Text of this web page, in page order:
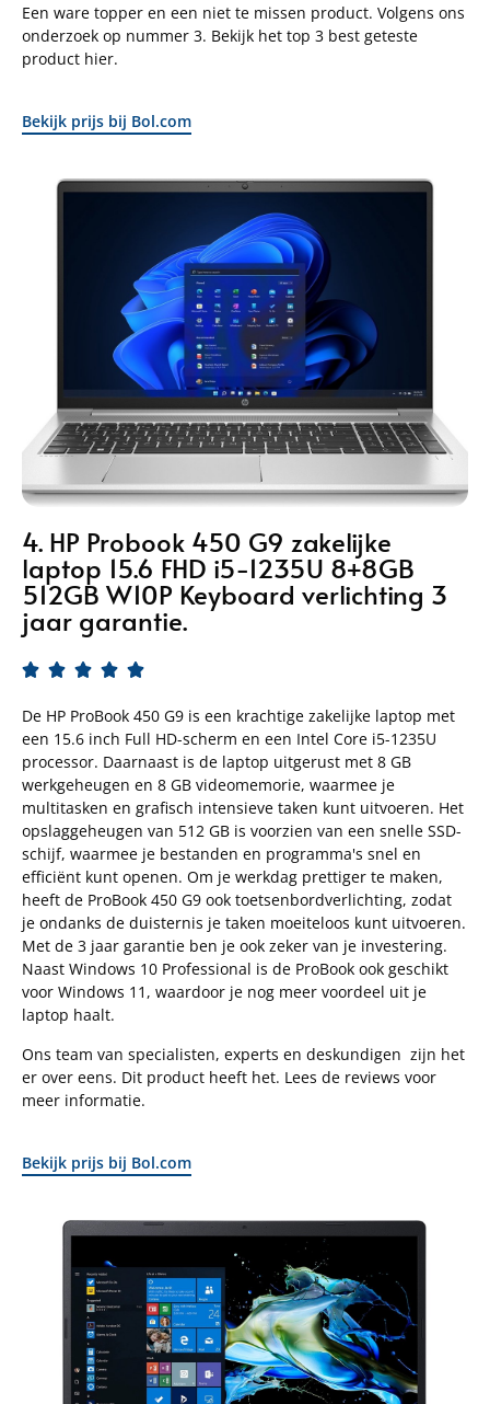
Een ware topper en een niet te missen product. Volgens ons
onderzoek op nummer 3. Bekijk het top 3 best geteste
product hier.
Bekijk prijs bij Bol.com
4. HP Probook 450 G9 zakelijke
laptop 15.6 FHD i5-1235U 8+8GB
512GB W10P Keyboard verlichting 3
jaar garantie.
    
De HP ProBook 450 G9 is een krachtige zakelijke laptop met
een 15.6 inch Full HD-scherm en een Intel Core i5-1235U
processor. Daarnaast is de laptop uitgerust met 8 GB
werkgeheugen en 8 GB videomemorie, waarmee je
multitasken en grafisch intensieve taken kunt uitvoeren. Het
opslaggeheugen van 512 GB is voorzien van een snelle SSD-
schijf, waarmee je bestanden en programma's snel en
efficiënt kunt openen. Om je werkdag prettiger te maken,
heeft de ProBook 450 G9 ook toetsenbordverlichting, zodat
je ondanks de duisternis je taken moeiteloos kunt uitvoeren.
Met de 3 jaar garantie ben je ook zeker van je investering.
Naast Windows 10 Professional is de ProBook ook geschikt
voor Windows 11, waardoor je nog meer voordeel uit je
laptop haalt.
Ons team van specialisten, experts en deskundigen zijn het
er over eens. Dit product heeft het. Lees de reviews voor
meer informatie.
Bekijk prijs bij Bol.com